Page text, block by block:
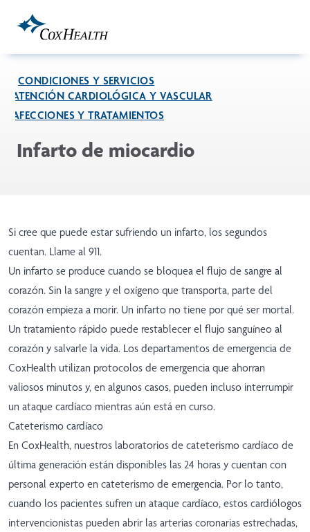
CONDICIONES Y SERVICIOS
ATENCIÓN CARDIOLÓGICA Y VASCULAR
AFECCIONES Y TRATAMIENTOS
Infarto de miocardio
Si cree que puede estar sufriendo un infarto, los segundos
cuentan. Llame al 911.
Un infarto se produce cuando se bloquea el flujo de sangre al
corazón. Sin la sangre y el oxígeno que transporta, parte del
corazón empieza a morir. Un infarto no tiene por qué ser mortal.
Un tratamiento rápido puede restablecer el flujo sanguíneo al
corazón y salvarle la vida. Los departamentos de emergencia de
CoxHealth utilizan protocolos de emergencia que ahorran
valiosos minutos y, en algunos casos, pueden incluso interrumpir
un ataque cardíaco mientras aún está en curso.
Cateterismo cardíaco
En CoxHealth, nuestros laboratorios de cateterismo cardíaco de
última generación están disponibles las 24 horas y cuentan con
personal experto en cateterismo de emergencia. Por lo tanto,
cuando los pacientes sufren un ataque cardíaco, estos cardiólogos
intervencionistas pueden abrir las arterias coronarias estrechadas,